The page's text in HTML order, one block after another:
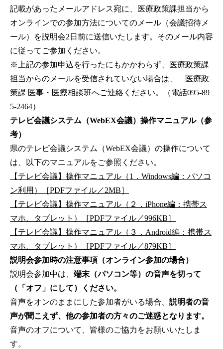
記載があったメールアドレス宛に、医療政策課担当から
オンラインでの参加方法についてのメール（会議招待メ
ール）を説明会2日前に送信いたします。そのメール内容
に従ってご参加ください。
※上記の参加申込を行ったにもかかわらず、医療政策課
担当からのメールを受信されていない場合は、 医療政
策課 医事・医療相談班へご連絡ください。（電話095-89
5-2464）
テレビ会議システム（WebEX会議）操作マニュアル（参
考）
県のテレビ会議システム（WebEX会議）の操作について
は、以下のマニュアルをご参照ください。
【テレビ会議】操作マニュアル（1．Windows編：パソコ
ン利用）［PDFファイル／2MB］
【テレビ会議】操作マニュアル（２．iPhone編：携帯ス
マホ、タブレット）［PDFファイル／996KB］
【テレビ会議】操作マニュアル（３．Android編：携帯ス
マホ、タブレット）［PDFファイル／879KB］
説明会参加時の注意事項（オンライン参加の場合）
説明会参加中は、 端末（パソコン等）の音声を切って
（「オフ」にして）ください。
音声をオンのままにした参加者がいる場合、 説明者の音
声が聞こえず、他の参加者の方々のご迷惑となります。
音声のオフについて、皆様のご協力をお願いいたしま
す。